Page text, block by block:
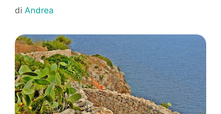
di Andrea